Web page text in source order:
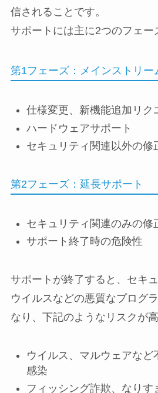
信されることです。
サポートには主に2つのフェー
第1フェーズ：メインストリー
仕様変更、新機能追加リク
ハードウェアサポート
セキュリティ関連以外の修
第2フェーズ：延長サポート
セキュリティ関連のみの修
サポート終了時の危険性
サポートが終了すると、セキ
ウイルスなどの悪質なプログ
なり、下記のようなリスクが高
ウイルス、マルウェアなど
感染
フィッシング詐欺、なりす